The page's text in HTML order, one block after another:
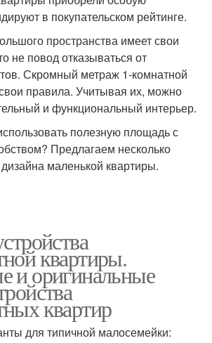
в покупательском рейтинге.
пространства имеет свои
не повод отказываться от
Скромный метраж 1-комнатной
правила. Учитывая их, можно
и функциональный интерьер.
полезную площадь с
Предлагаем несколько
маленькой квартиры.
квартиры.
и оригинальные
квартир
для типичной малосемейки: